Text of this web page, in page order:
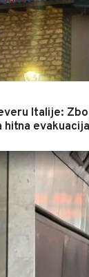
Italije:
hitna